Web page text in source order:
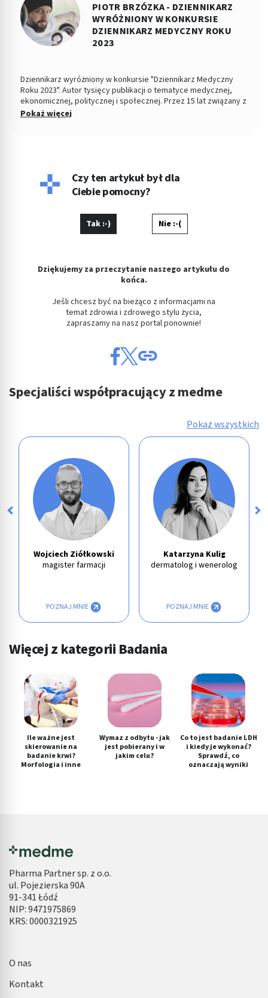
PIOTR BRZÓZKA - DZIENNIKARZ
WYRÓŻNIONY W KONKURSIE
DZIENNIKARZ MEDYCZNY ROKU
2023
Dziennikarz wyróżniony w konkursie "Dziennikarz Medyczny
Roku 2023". Autor tysięcy publikacji o tematyce medycznej,
ekonomicznej, politycznej i społecznej. Przez 15 lat związany z
Dziennikiem Łódzkim i Polska TheTimes. Z wykształcenia
Pokaż więcej
Czy ten artykuł był dla
Ciebie pomocny?
Tak :-) Nie :-(
Dziękujemy za przeczytanie naszego artykułu do
końca.
Jeśli chcesz być na bieżąco z informacjami na
temat zdrowia i zdrowego stylu życia,
zapraszamy na nasz portal ponownie!
Specjaliści współpracujący z medme
Pokaż wszystkich
Wojciech Ziółkowski
magister farmacji
POZNAJ MNIE
Katarzyna Kulig
dermatolog i wenerolog
POZNAJ MNIE
Więcej z kategorii Badania
Ile ważne jest
skierowanie na
badanie krwi?
Morfologia i inne
Wymaz z odbytu - jak
jest pobierany i w
jakim celu?
Co to jest badanie LDH
i kiedy je wykonać?
Sprawdź, co
oznaczają wyniki
Pharma Partner sp. z o.o.
ul. Pojezierska 90A
91-341 Łódź
NIP: 9471975869
KRS: 0000321925
O nas
Kontakt